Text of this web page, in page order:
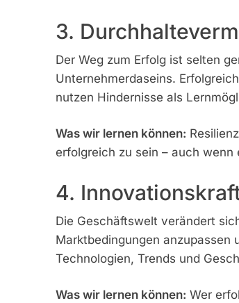
3.
Der Weg zum Erfolg ist selten
Unternehmerdaseins.
nutzen Hindernisse als
Was wir lernen können:
erfolgreich zu sein – auch
4.
Die Geschäftswelt verändert
Marktbedingungen anzupassen
Technologien, Trends und
Was wir lernen können: Wer